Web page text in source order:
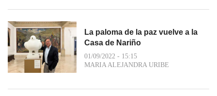
La paloma de la paz vuelve a la
Casa de Nariño
01/09/2022 - 15:15
MARIA ALEJANDRA URIBE